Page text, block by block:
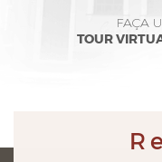
FAÇA
TOUR